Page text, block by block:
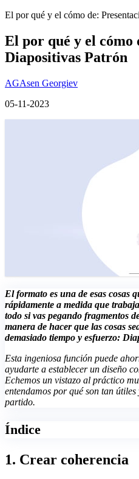
El por qué y el cómo de:
El por qué y el cómo
Diapositivas Patrón
AGAsen Georgiev
05-11-2023
El formato es una de esas cosas
rápidamente a medida que
todo si vas pegando fragmentos
manera de hacer que las cosas
demasiado tiempo y esfuerzo:
Esta ingeniosa función puede
ayudarte a establecer un diseño
Echemos un vistazo al práctico
entendamos por qué son tan
partido.
Índice
1. Crear coherencia